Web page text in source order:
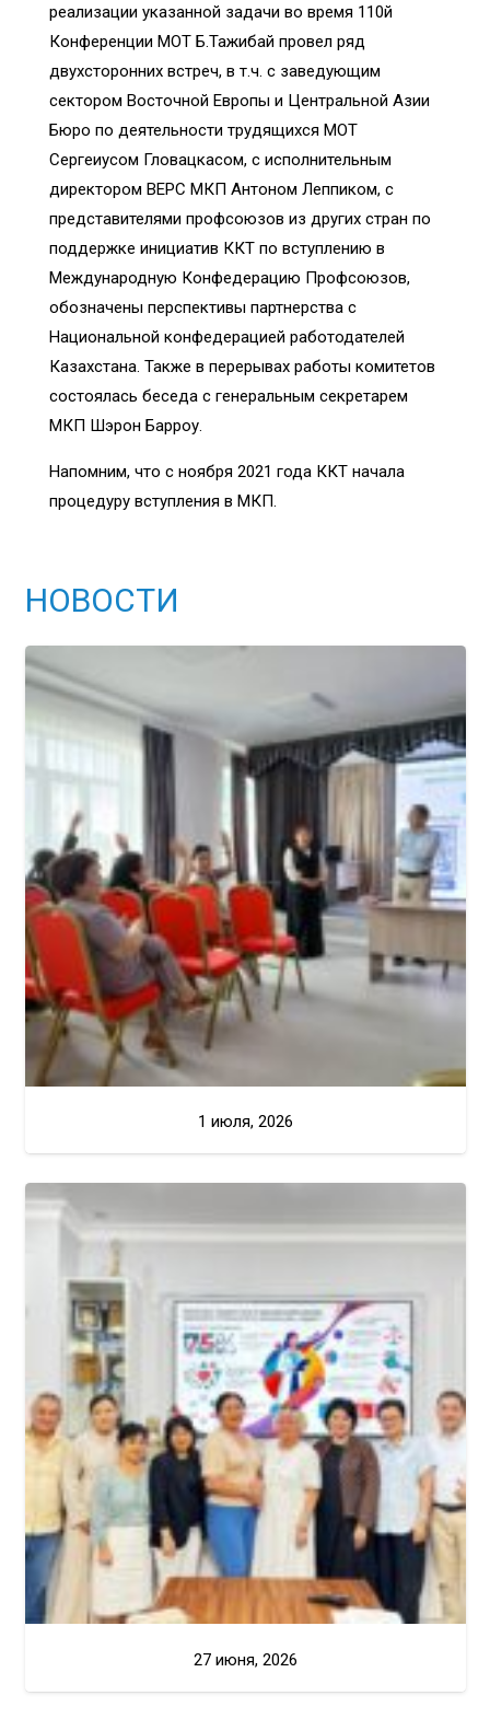
реализации указанной задачи во время 110й
Конференции МОТ Б.Тажибай провел ряд
двухсторонних встреч, в т.ч. с заведующим
сектором Восточной Европы и Центральной Азии
Бюро по деятельности трудящихся МОТ
Сергеиусом Гловацкасом, с исполнительным
директором ВЕРС МКП Антоном Леппиком, с
представителями профсоюзов из других стран по
поддержке инициатив ККТ по вступлению в
Международную Конфедерацию Профсоюзов,
обозначены перспективы партнерства с
Национальной конфедерацией работодателей
Казахстана. Также в перерывах работы комитетов
состоялась беседа с генеральным секретарем
МКП Шэрон Барроу.
Напомним, что с ноября 2021 года ККТ начала
процедуру вступления в МКП.
НОВОСТИ
1 июля, 2026
27 июня, 2026